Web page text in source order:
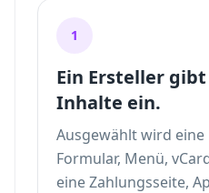
1
Ein Ersteller
Inhalte ein.
Ausgewählt wird eine
Formular, Menü,
eine Zahlungsseite,